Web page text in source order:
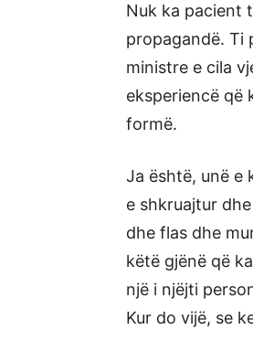
Nuk ka pacient
propagandë. Ti
ministre e cila
eksperiencë që
formë.
Ja është, unë e
e shkruajtur
dhe flas dhe
këtë gjënë që
një i njëjti
Kur do vijë, se